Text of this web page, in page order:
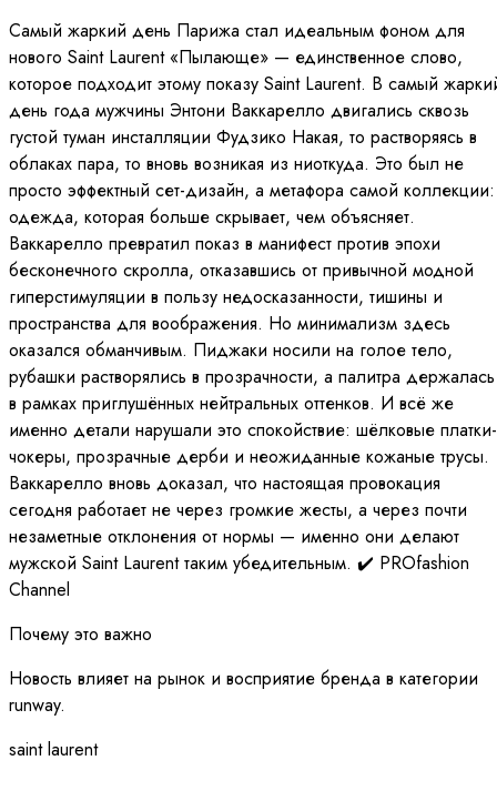
Самый жаркий день Парижа стал идеальным фоном для
нового Saint Laurent «Пылающе» — единственное слово,
которое подходит этому показу Saint Laurent. В самый
день года мужчины Энтони Ваккарелло двигались сквозь
густой туман инсталляции Фудзико Накая, то растворяясь в
облаках пара, то вновь возникая из ниоткуда. Это был не
просто эффектный сет-дизайн, а метафора самой коллекции:
одежда, которая больше скрывает, чем объясняет.
Ваккарелло превратил показ в манифест против эпохи
бесконечного скролла, отказавшись от привычной модной
гиперстимуляции в пользу недосказанности, тишины и
пространства для воображения. Но минимализм здесь
оказался обманчивым. Пиджаки носили на голое тело,
рубашки растворялись в прозрачности, а палитра держалась
в рамках приглушённых нейтральных оттенков. И всё же
именно детали нарушали это спокойствие: шёлковые платки-
чокеры, прозрачные дерби и неожиданные кожаные трусы.
Ваккарелло вновь доказал, что настоящая провокация
сегодня работает не через громкие жесты, а через почти
незаметные отклонения от нормы — именно они делают
мужской Saint Laurent таким убедительным. ✔️ PROfashion
Channel
Почему это важно
Новость влияет на рынок и восприятие бренда в категории
runway.
saint laurent